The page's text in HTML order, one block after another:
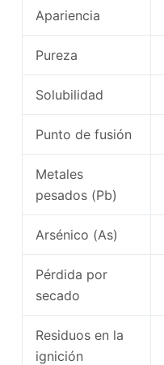
Apariencia
Pureza
Solubilidad
Punto de fusión
Metales
pesados ​​(Pb)
Arsénico (As)
Pérdida por
secado
Residuos en la
ignición